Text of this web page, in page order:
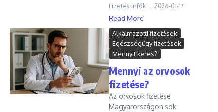
Fizetés Infók 2026-01-17
Read More
Alkalmazotti fizetések
Egészségügy fizetések
Mennyit keres?
Mennyi az orvosok
fizetése?
Az orvosok fizetése
Magyarországon sok